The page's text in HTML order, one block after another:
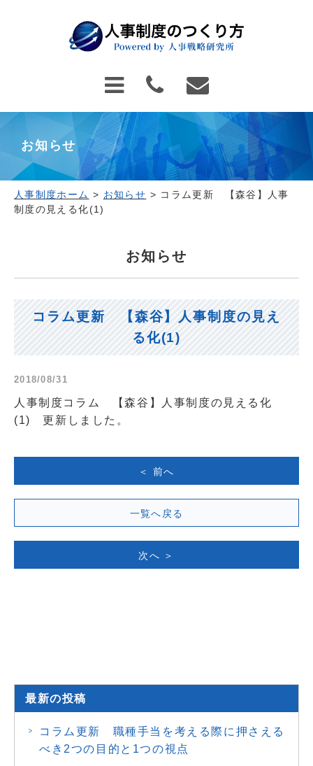
お知らせ
人事制度ホーム > お知らせ > コラム更新 【森谷】人事
制度の見える化(1)
お知らせ
コラム更新 【森谷】人事制度の見え
る化(1)
2018/08/31
人事制度コラム
【森谷】人事制度の見える化
(1)
更新しました。
＜ 前へ
一覧へ戻る
次へ ＞
最新の投稿
コラム更新 職種手当を考える際に押さえる
べき2つの目的と1つの視点